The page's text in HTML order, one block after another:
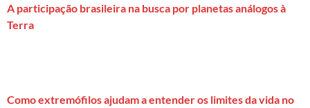
A participação brasileira na busca por planetas análogos à
Terra
Como extremófilos ajudam a entender os limites da vida no